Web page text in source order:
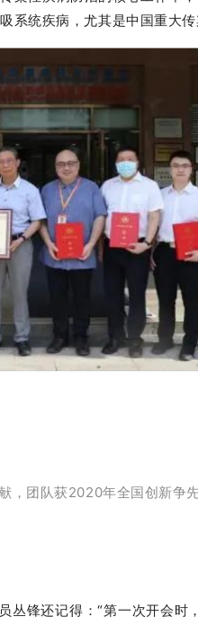
统疾病，尤其是中国重大传
，团队获2020年全国创新争
锋还记得：“第一次开会时